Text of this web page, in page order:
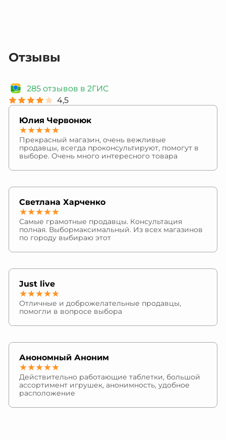
Отзывы
285 отзывов в 2ГИС
4,5
Юлия Червонюк
★★★★★
Прекрасный магазин, очень вежливые
продавцы, всегда проконсультируют, помогут в
выборе. Очень много интересного товара
Светлана Харченко
★★★★★
Самые грамотные продавцы. Консультация
полная. Выбормаксимальный. Из всех магазинов
по городу выбираю этот
Just live
★★★★★
Отличные и доброжелательные продавцы,
помогли в вопросе выбора
Анономный Аноним
★★★★★
Действительно работающие таблетки, большой
ассортимент игрушек, анонимность, удобное
расположение